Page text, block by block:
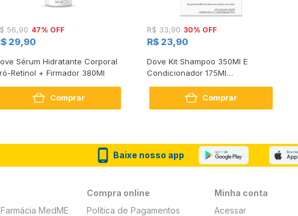
56,90 47% OFF
29,90
Sérum Hidratante Corporal
Retinol + Firmador 380Ml
Comprar
R$ 33,90 30% OFF
R$ 23,90
Dove Kit Shampoo 350Ml E
Condicionador 175Ml
Comprar
Baixe nosso app
MedME
Compra online
Política de Pagamentos
Minha conta
Acessar